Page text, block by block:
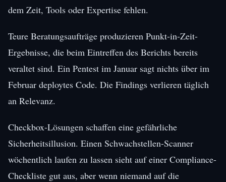
dem Zeit, Tools oder Expertise fehlen.
Teure Beratungsaufträge produzieren Punkt-in-Zeit-
Ergebnisse, die beim Eintreffen des Berichts bereits
veraltet sind. Ein Pentest im Januar sagt nichts über im
Februar deploytes Code. Die Findings verlieren täglich
an Relevanz.
Checkbox-Lösungen schaffen eine gefährliche
Sicherheitsillusion. Einen Schwachstellen-Scanner
wöchentlich laufen zu lassen sieht auf einer Compliance-
Checkliste gut aus, aber wenn niemand auf die